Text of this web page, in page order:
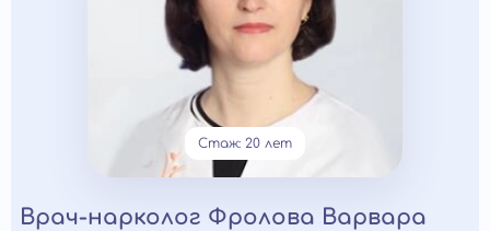
Стаж: 20 лет
Врач-нарколог Фролова Варвара